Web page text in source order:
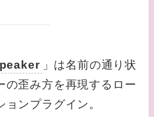
」は名前の通り状
の歪み方を再現するロー
ンプラグイン。